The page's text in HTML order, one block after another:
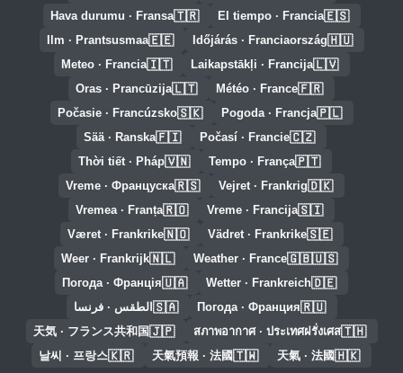
🇪🇸
El tiempo · Francia
🇹🇷
Hava durumu · Fransa
🇭🇺
Időjárás · Franciaország
🇪🇪
Ilm · Prantsusmaa
🇱🇻
Laikapstākļi · Francija
🇮🇹
Meteo · Francia
🇫🇷
Météo · France
🇱🇹
Oras · Prancūzija
🇵🇱
Pogoda · Francja
🇸🇰
Počasie · Francúzsko
🇨🇿
Počasí · Francie
🇫🇮
Sää · Ranska
🇵🇹
Tempo · França
🇻🇳
Thời tiết · Pháp
🇩🇰
Vejret · Frankrig
🇷🇸
Vreme · Француска
🇸🇮
Vreme · Francija
🇷🇴
Vremea · Franța
🇸🇪
Vädret · Frankrike
🇳🇴
Været · Frankrike
🇬🇧🇺🇸
Weather · France
🇳🇱
Weer · Frankrijk
🇩🇪
Wetter · Frankreich
🇺🇦
Погода · Франція
🇷🇺
Погода · Франция
🇸🇦 الطقس · فرنسا
🇹🇭
สภาพอากาศ · ประเทศฝรั่งเศส
🇯🇵
天気 · フランス共和国
🇭🇰
天氣 · 法國
🇹🇼
天氣預報 · 法國
🇰🇷
날씨 · 프랑스